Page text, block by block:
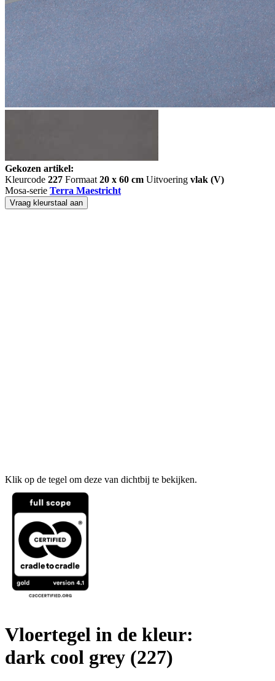
Gekozen artikel:
Kleurcode 227 Formaat 20 x 60 cm Uitvoering vlak (V)
Mosa-serie Terra Maestricht
Vraag kleurstaal aan
Klik op de tegel om deze van dichtbij te bekijken.
Vloertegel in de kleur:
dark cool grey (227)